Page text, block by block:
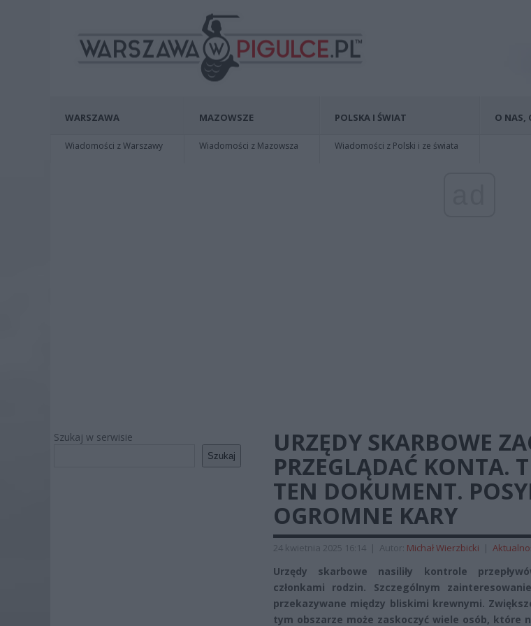
WARSZAWA
Wiadomości z Warszawy
MAZOWSZE
Wiadomości z Mazowsza
POLSKA I ŚWIAT
Wiadomości z Polski i ze świata
O NAS,
Szukaj w serwisie
Szukaj
URZĘDY SKARBOWE
PRZEGLĄDAĆ KONTA.
TEN DOKUMENT.
OGROMNE KARY
24 kwietnia 2025 16:14 | Autor: Michał Wierzbicki |
Urzędy skarbowe nasiliły kontrole
członkami rodzin. Szczególnym
przekazywane między bliskimi krewnymi.
tym obszarze może zaskoczyć wiele osób, które